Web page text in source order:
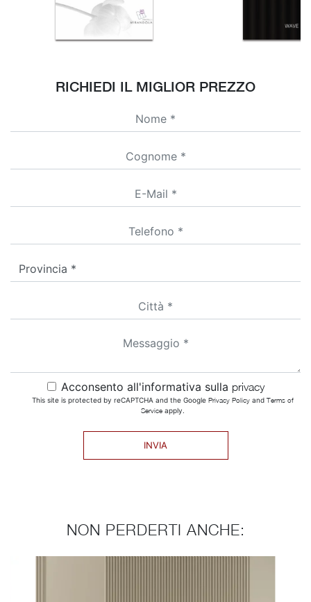
RICHIEDI IL MIGLIOR PREZZO
Acconsento all'informativa sulla privacy
This site is protected by reCAPTCHA and the Google Privacy Policyand Terms of
Serviceapply.
INVIA
NON PERDERTI ANCHE: